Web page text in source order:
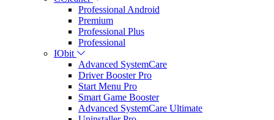
Professional Android
Premium
Professional Plus
Professional
IObit
Advanced SystemCare
Driver Booster Pro
Start Menu Pro
Smart Game Booster
Advanced SystemCare Ultimate